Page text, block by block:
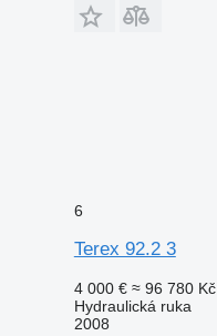
6
Terex 92.2 3
4 000 € ≈ 96 780 Kč
Hydraulická ruka
2008